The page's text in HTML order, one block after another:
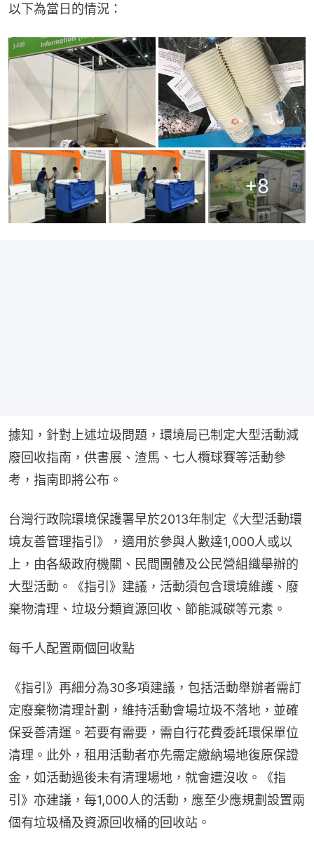
以下為當日的情況：
+8
據知，針對上述垃圾問題，環境局已制定大型活動減
廢回收指南，供書展、渣馬、七人欖球賽等活動參
考，指南即將公布。
台灣行政院環境保護署早於2013年制定《大型活動環
境友善管理指引》，適用於參與人數達1,000人或以
上，由各級政府機關、民間團體及公民營組織舉辦的
大型活動。《指引》建議，活動須包含環境維護、廢
棄物清理、垃圾分類資源回收、節能減碳等元素。
每千人配置兩個回收點
《指引》再細分為30多項建議，包括活動舉辦者需訂
定廢棄物清理計劃，維持活動會場垃圾不落地，並確
保妥善清運。若要有需要，需自行花費委託環保單位
清理。此外，租用活動者亦先需定繳納場地復原保證
金，如活動過後未有清理場地，就會遭沒收。《指
引》亦建議，每1,000人的活動，應至少應規劃設置兩
個有垃圾桶及資源回收桶的回收站。